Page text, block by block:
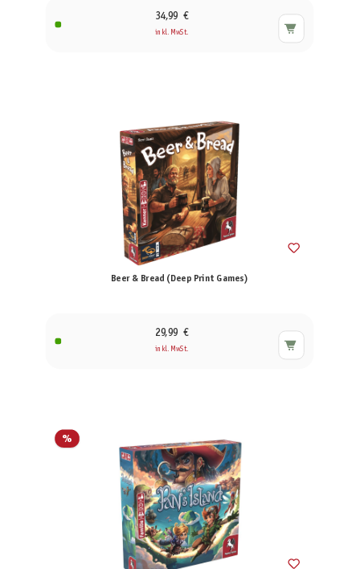
34,99 €
inkl. MwSt.
Beer & Bread (Deep Print Games)
29,99 €
inkl. MwSt.
%